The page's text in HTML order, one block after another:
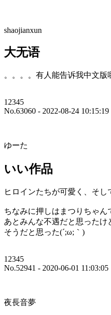
shaojianxun
大无语
。。。。有人能告诉我中文版
12345
No.63060 - 2022-08-24 10:15:19
ゆーた
いい作品
ヒロインたちが可愛く、そし
ちなみに押しはまつりちゃん
あとみんな不遇だと思った
そうだと思った(´;ω;｀)
12345
No.52941 - 2020-06-01 11:03:05
夜長音夢